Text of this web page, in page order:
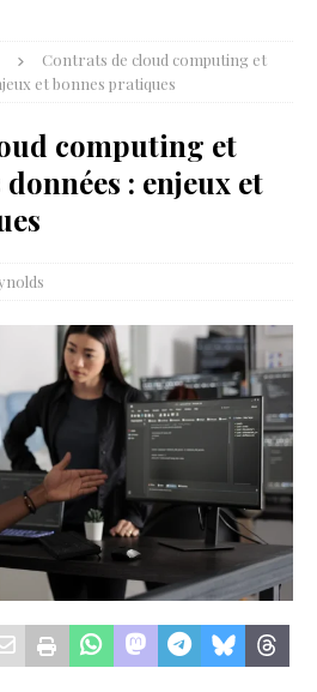
Contrats de cloud computing et
et bonnes pratiques
computing et
: enjeux et